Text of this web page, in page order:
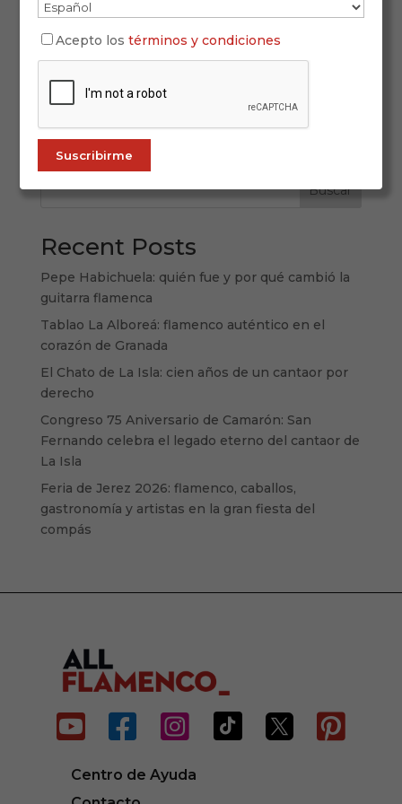
El flamenco tiene raíces profundas y ramificadas.
Pero hay nombres que lo atraviesan todo, como
un compás eterno. Paco de Lucía es uno de ellos.
Su arte y su figura no solo marcaron una época,
sino que siguen guiando a generaciones. En su
Buscar
Recent Posts
Pepe Habichuela: quién fue y por qué cambió la
guitarra flamenca
Tablao La Alboreá: flamenco auténtico en el
corazón de Granada
El Chato de La Isla: cien años de un cantaor por
derecho
Congreso 75 Aniversario de Camarón: San
Fernando celebra el legado eterno del cantaor de
La Isla
Feria de Jerez 2026: flamenco, caballos,
gastronomía y artistas en la gran fiesta del
compás
     
Centro de Ayuda
Acepto lostérminos y condiciones